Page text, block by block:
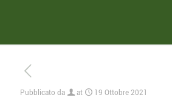
Pubblicato da at 19 Ottobre 2021